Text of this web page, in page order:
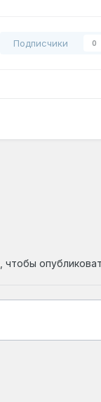
Подписчики 0
, чтобы